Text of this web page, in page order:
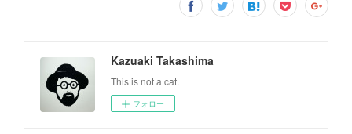
Kazuaki Takashima
This is not a cat.
フォロー